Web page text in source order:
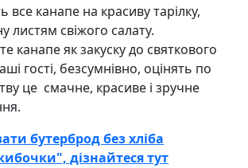
все канапе на красиву тарілку,
листям свіжого салату.
канапе як закуску до святкового
гості, безсумнівно, оцінять по
це смачне, красиве і зручне
бутерброд без хліба
дізнайтеся тут